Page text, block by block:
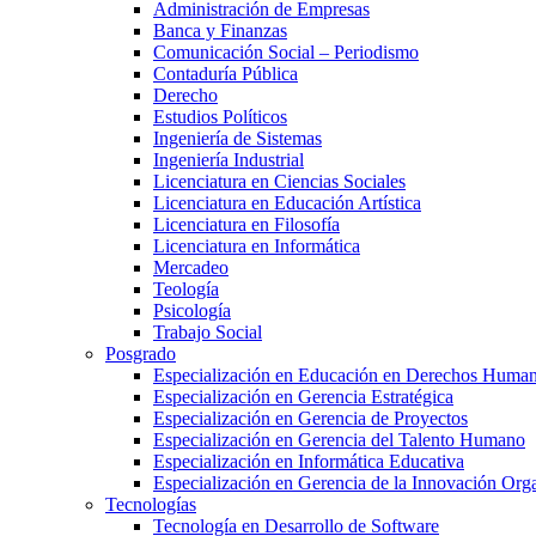
Administración de Empresas
Banca y Finanzas
Comunicación Social – Periodismo
Contaduría Pública
Derecho
Estudios Políticos
Ingeniería de Sistemas
Ingeniería Industrial
Licenciatura en Ciencias Sociales
Licenciatura en Educación Artística
Licenciatura en Filosofía
Licenciatura en Informática
Mercadeo
Teología
Psicología
Trabajo Social
Posgrado
Especialización en Educación en Derechos
Especialización en Gerencia Estratégica
Especialización en Gerencia de Proyectos
Especialización en Gerencia del Talento Humano
Especialización en Informática Educativa
Especialización en Gerencia de la Innovación
Tecnologías
Tecnología en Desarrollo de Software